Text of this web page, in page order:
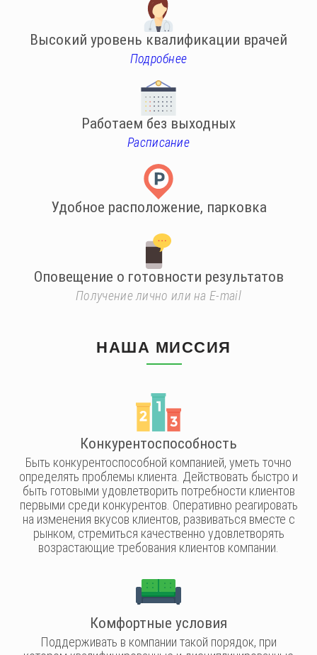
Высокий уровень квалификации врачей
Подробнее
Работаем без выходных
Расписание
Удобное расположение, парковка
Оповещение о готовности результатов
Получение лично или на E-mail
НАША МИССИЯ
Конкурентоспособность
Быть конкурентоспособной компанией, уметь точно
определять проблемы клиента. Действовать быстро и
быть готовыми удовлетворить потребности клиентов
первыми среди конкурентов. Оперативно реагировать
на изменения вкусов клиентов, развиваться вместе с
рынком, стремиться качественно удовлетворять
возрастающие требования клиентов компании.​
Комфортные условия
Поддерживать в компании такой порядок, при